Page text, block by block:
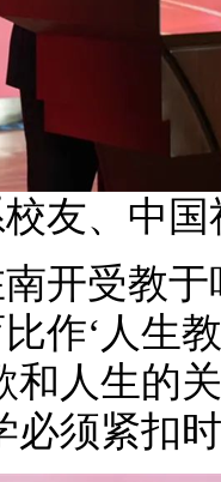
校友、中
受教于
作‘人生
和人生的
必须紧扣